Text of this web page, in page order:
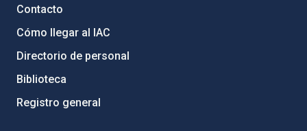
Contacto
Cómo llegar al IAC
Directorio de personal
Biblioteca
Registro general